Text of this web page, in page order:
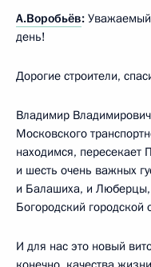
А.Воробьёв:
день!
Дорогие строители,
Владимир
Московского
находимся, пересекает
и шесть очень важных
и Балашиха, и Люберцы,
Богородский городской
И для нас это новый